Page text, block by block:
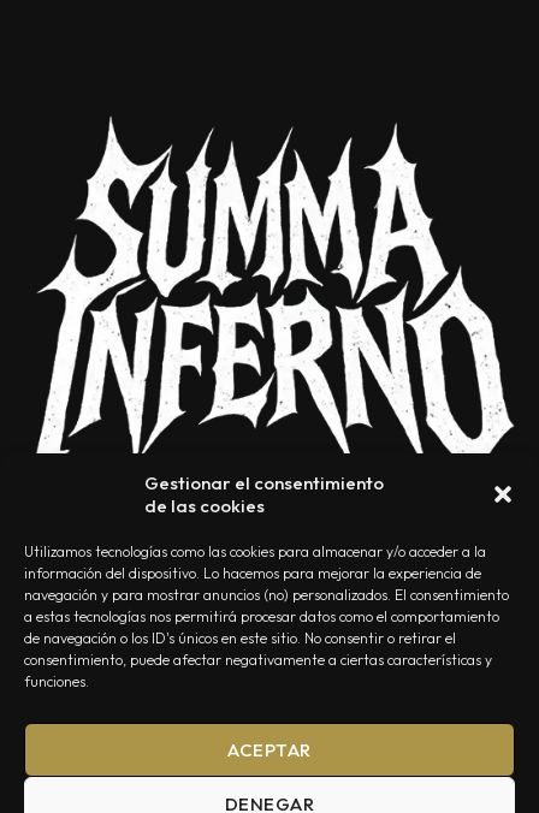
Gestionar el consentimiento
de las cookies
Utilizamos tecnologías como las cookies para almacenar y/o acceder a la
información del dispositivo. Lo hacemos para mejorar la experiencia de
navegación y para mostrar anuncios (no) personalizados. El consentimiento
a estas tecnologías nos permitirá procesar datos como el comportamiento
de navegación o los ID's únicos en este sitio. No consentir o retirar el
consentimiento, puede afectar negativamente a ciertas características y
funciones.
ACEPTAR
DENEGAR
NOSOTROS CONTACTO EDITORIAL POLÍTICA DE PRIVACIDAD